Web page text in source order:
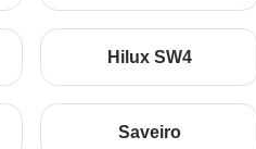
Hilux SW4
Saveiro